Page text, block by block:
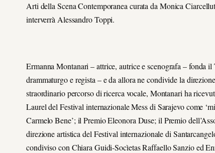
Arti della Scena Contemporanea curata da Monica
interverràAlessandro Toppi.
Ermanna Montanari – attrice, autrice e scenografa – fonda
drammaturgo e regista – e da allora ne condivide la
straordinario percorso di ricerca vocale, Montanari ha
Laurel del Festival internazionale Mess di Sarajevo come
Carmelo Bene’; il Premio Eleonora Duse; il Premio
direzione artistica del Festival internazionale di
condiviso con Chiara Guidi-Socìetas Raffaello Sanzio ed